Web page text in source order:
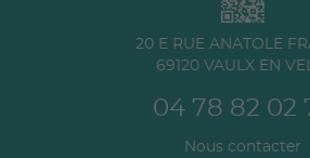
20 E RUE ANATOLE
69120 VAULX EN
04 78 82 02
Nous contacter